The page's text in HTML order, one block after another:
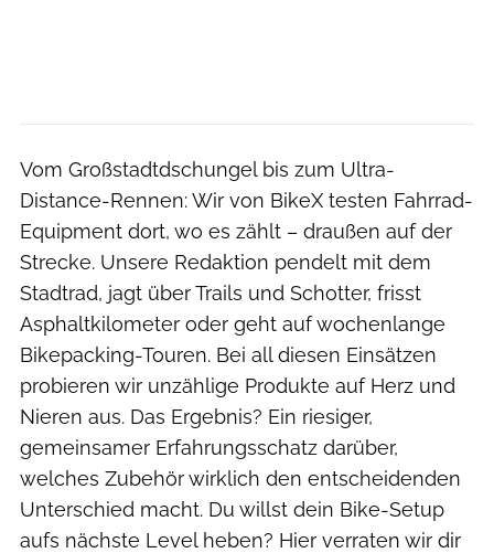
Vom Großstadtdschungel bis zum Ultra-
Distance-Rennen: Wir von BikeX testen Fahrrad-
Equipment dort, wo es zählt – draußen auf der
Strecke. Unsere Redaktion pendelt mit dem
Stadtrad, jagt über Trails und Schotter, frisst
Asphaltkilometer oder geht auf wochenlange
Bikepacking-Touren. Bei all diesen Einsätzen
probieren wir unzählige Produkte auf Herz und
Nieren aus. Das Ergebnis? Ein riesiger,
gemeinsamer Erfahrungsschatz darüber,
welches Zubehör wirklich den entscheidenden
Unterschied macht. Du willst dein Bike-Setup
aufs nächste Level heben? Hier verraten wir dir